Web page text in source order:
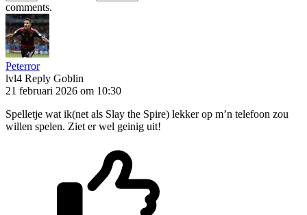
comments.
Peterror
lvl4 Reply Goblin
21 februari 2026 om 10:30
Spelletje wat ik(net als Slay the Spire) lekker op m’n telefoon zou
willen spelen. Ziet er wel geinig uit!